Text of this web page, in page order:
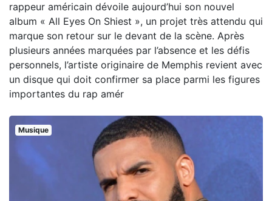
rappeur américain dévoile aujourd’hui son nouvel
album « All Eyes On Shiest », un projet très attendu qui
marque son retour sur le devant de la scène. Après
plusieurs années marquées par l’absence et les défis
personnels, l’artiste originaire de Memphis revient avec
un disque qui doit confirmer sa place parmi les figures
importantes du rap amér
Musique